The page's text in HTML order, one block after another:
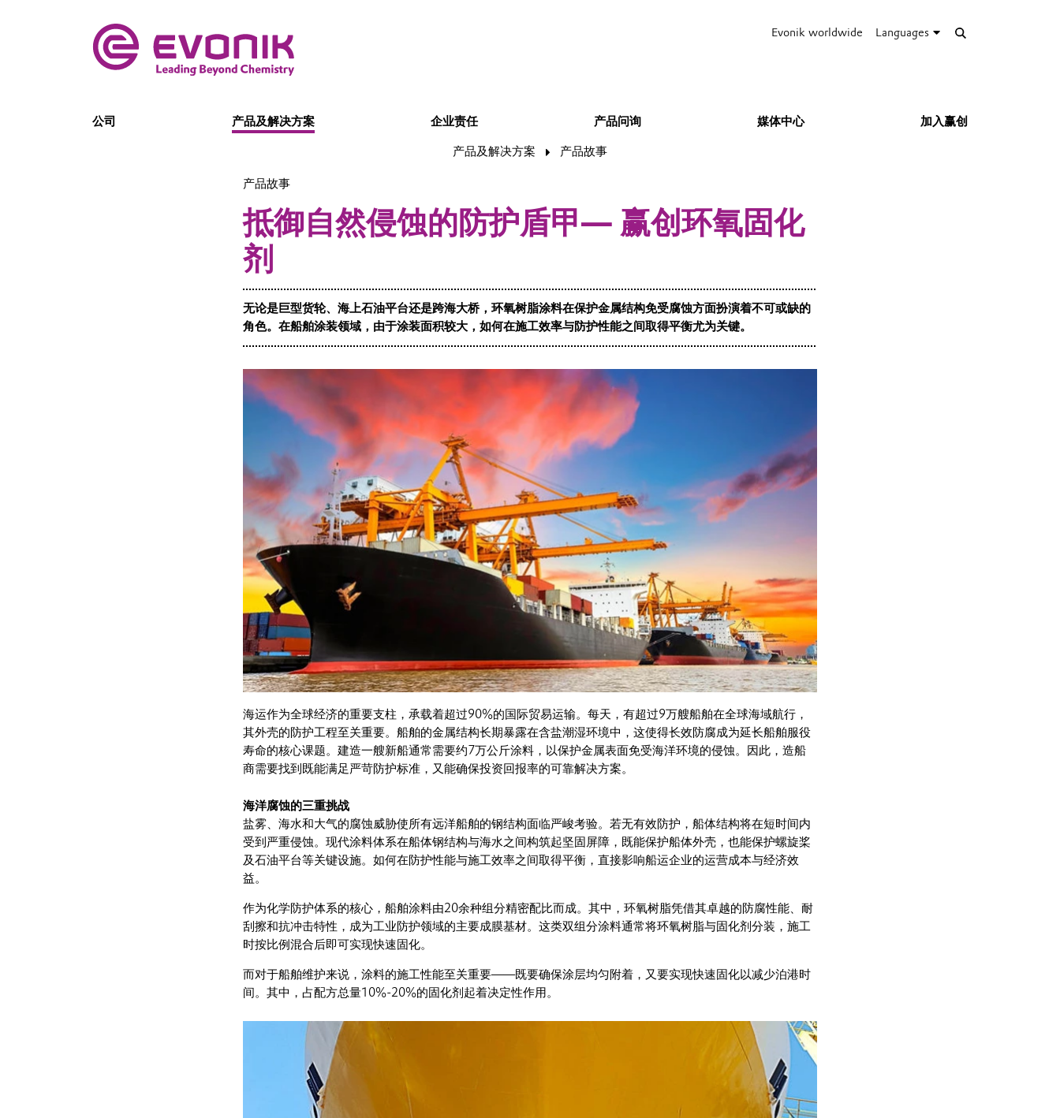
Evonik worldwide Languages
公司 产品及解决方案 企业责任 产品问询 媒体中心 加入赢创
产品及解决方案 产品故事
产品故事
抵御自然侵蚀的防护盾甲— 赢创环氧固化
剂
无论是巨型货轮、海上石油平台还是跨海大桥，环氧树脂涂料在保护金属结构免受腐蚀方面扮演着不可或缺的
角色。在船舶涂装领域，由于涂装面积较大，如何在施工效率与防护性能之间取得平衡尤为关键。
海运作为全球经济的重要支柱，承载着超过90%的国际贸易运输。每天，有超过9万艘船舶在全球海域航行，
其外壳的防护工程至关重要。船舶的金属结构长期暴露在含盐潮湿环境中，这使得长效防腐成为延长船舶服役
寿命的核心课题。建造一艘新船通常需要约7万公斤涂料，以保护金属表面免受海洋环境的侵蚀。因此，造船
商需要找到既能满足严苛防护标准，又能确保投资回报率的可靠解决方案。
海洋腐蚀的三重挑战
盐雾、海水和大气的腐蚀威胁使所有远洋船舶的钢结构面临严峻考验。若无有效防护，船体结构将在短时间内
受到严重侵蚀。现代涂料体系在船体钢结构与海水之间构筑起坚固屏障，既能保护船体外壳，也能保护螺旋桨
及石油平台等关键设施。如何在防护性能与施工效率之间取得平衡，直接影响船运企业的运营成本与经济效
益。
作为化学防护体系的核心，船舶涂料由20余种组分精密配比而成。其中，环氧树脂凭借其卓越的防腐性能、耐
刮擦和抗冲击特性，成为工业防护领域的主要成膜基材。这类双组分涂料通常将环氧树脂与固化剂分装，施工
时按比例混合后即可实现快速固化。
而对于船舶维护来说，涂料的施工性能至关重要——既要确保涂层均匀附着，又要实现快速固化以减少泊港时
间。其中，占配方总量10%-20%的固化剂起着决定性作用。